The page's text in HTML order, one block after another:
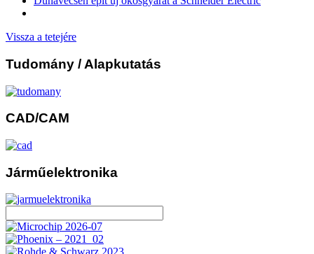
Vissza a tetejére
Tudomány / Alapkutatás
CAD/CAM
Járműelektronika